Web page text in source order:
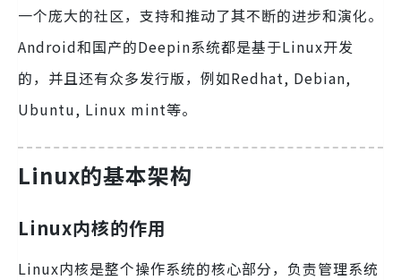
一个庞大的社区，支持和推动了其不断的进步和演化。
Android和国产的Deepin系统都是基于Linux开发
的，并且还有众多发行版，例如Redhat, Debian,
Ubuntu, Linux mint等。
Linux的基本架构
Linux内核的作用
Linux内核是整个操作系统的核心部分，负责管理系统